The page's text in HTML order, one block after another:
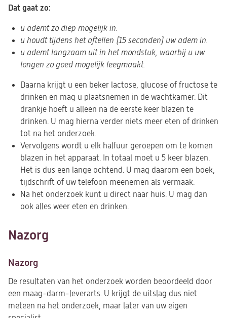
Dat gaat zo:
u ademt zo diep mogelijk in.
u houdt tijdens het aftellen (15 seconden) uw adem in.
u ademt langzaam uit in het mondstuk, waarbij u uw
longen zo goed mogelijk leegmaakt.
Daarna krijgt u een beker lactose, glucose of fructose te
drinken en mag u plaatsnemen in de wachtkamer. Dit
drankje hoeft u alleen na de eerste keer blazen te
drinken. U mag hierna verder niets meer eten of drinken
tot na het onderzoek.
Vervolgens wordt u elk halfuur geroepen om te komen
blazen in het apparaat. In totaal moet u 5 keer blazen.
Het is dus een lange ochtend. U mag daarom een boek,
tijdschrift of uw telefoon meenemen als vermaak.
Na het onderzoek kunt u direct naar huis. U mag dan
ook alles weer eten en drinken.
Nazorg
Nazorg
De resultaten van het onderzoek worden beoordeeld door
een maag-darm-leverarts. U krijgt de uitslag dus niet
meteen na het onderzoek, maar later van uw eigen